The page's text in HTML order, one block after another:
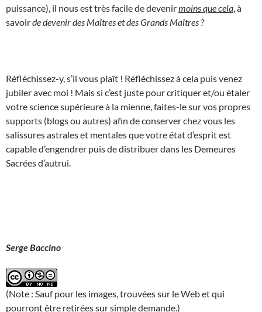
puissance), il nous est très facile de devenirmoins que cela , à
savoirde devenir des Maîtres et des Grands Maîtres ?
Réfléchissez-y, s’il vous plaît ! Réfléchissez à cela puis venez
jubiler avec moi ! Mais si c’est juste pour critiquer et/ou étaler
votre science supérieure à la mienne, faites-le sur vos propres
supports (blogs ou autres) afin de conserver chez vous les
salissures astrales et mentales que votre état d’esprit est
capable d’engendrer puis de distribuer dans les Demeures
Sacrées d’autrui.
Serge Baccino
(Note : Sauf pour les images, trouvées sur le Web et qui
pourront être retirées sur simple demande.)